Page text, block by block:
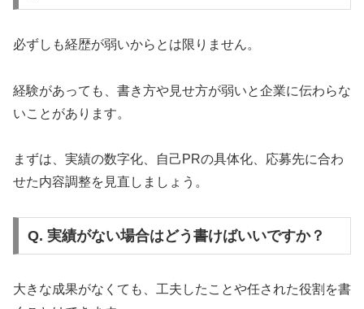
必ずしも経歴が弱いからとは限りません。
経験があっても、書き方や見せ方が弱いと企業に伝わらな
いことがあります。
まずは、実績の数字化、自己PRの具体化、応募先に合わ
せた内容調整を見直しましょう。
Q. 実績がない場合はどう書けばいいですか？
大きな成果がなくても、工夫したことや任された役割を書